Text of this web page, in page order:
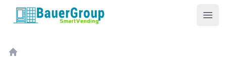
包爾科技